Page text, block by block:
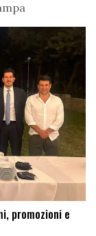
promozioni e